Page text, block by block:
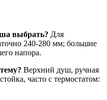
выбрать? Для
240-280 мм; большие
напора.
Верхний душ, ручная
часто с термостатом: